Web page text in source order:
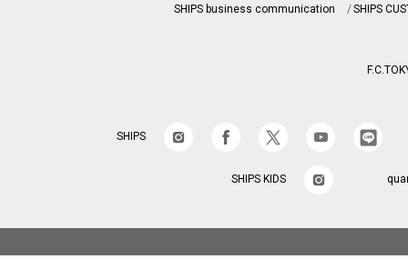
SHIPS business communication SHIPS
SHIPS
SHIPS KIDS